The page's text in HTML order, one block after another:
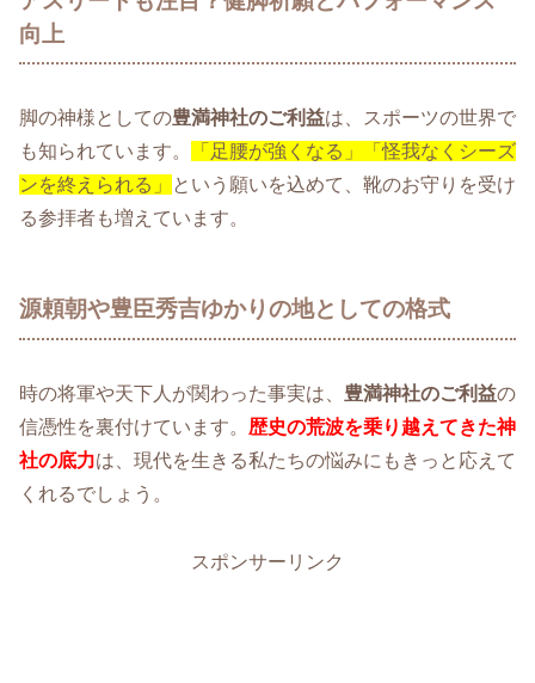
向上
脚の神様としての豊満神社のご利益は、スポーツの世界で
も知られています。
「足腰が強くなる」「怪我なくシーズ
ンを終えられる」
という願いを込めて、靴のお守りを受け
る参拝者も増えています。
源頼朝や豊臣秀吉ゆかりの地としての格式
時の将軍や天下人が関わった事実は、 豊満神社のご利益の
信憑性を裏付けています。 歴史の荒波を乗り越えてきた神
社の底力は、現代を生きる私たちの悩みにもきっと応えて
くれるでしょう。
スポンサーリンク